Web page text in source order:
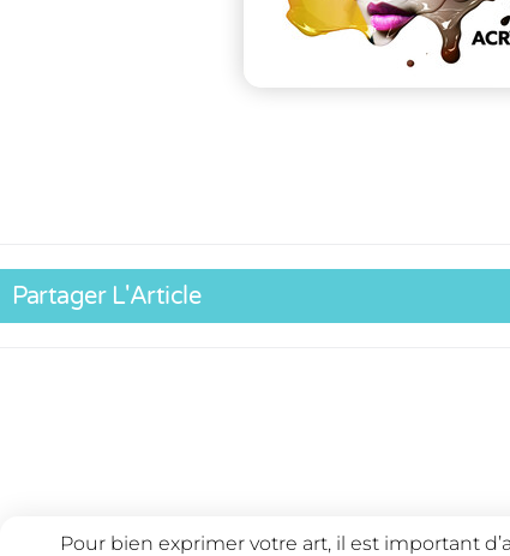
Partager L'Article
Pour bien exprimer votre art, il est important